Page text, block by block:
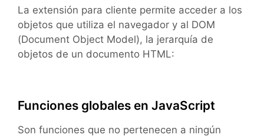
objeto
WINDOW
La extensión para cliente permite acceder a los
objetos que utiliza el navegador y al DOM
(Document Object Model), la jerarquía de
objetos de un documento HTML:
Funciones globales en JavaScript
Son funciones que no pertenecen a ningún